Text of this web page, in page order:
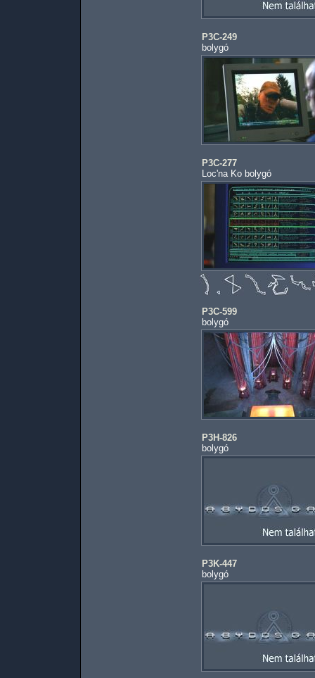
P3C-249
bolygó
P3C-277
Loc'na Ko bolygó
P3C-599
bolygó
P3H-826
bolygó
P3K-447
bolygó